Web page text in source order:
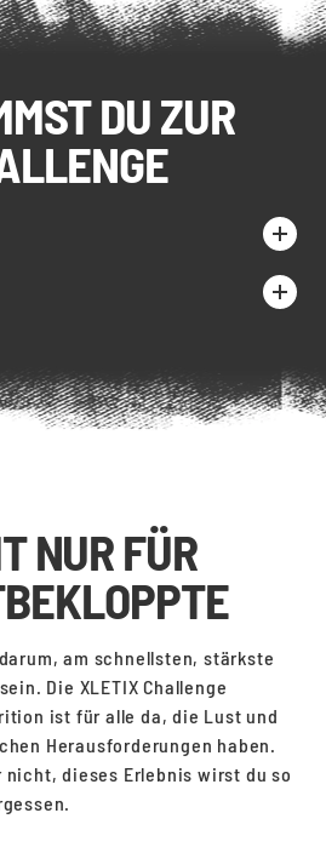
DU ZUR
NUR FÜR
am schnellsten, stärkste
Die XLETIX Challenge
ist für alle da, die Lust und
Herausforderungen haben.
nicht, dieses Erlebnis wirst du so